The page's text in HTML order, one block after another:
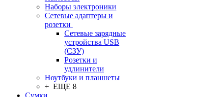
Наборы электроники
Сетевые адаптеры и
розетки
Сетевые зарядные
устройства USB
(СЗУ)
Розетки и
удлинители
Ноутбуки и планшеты
+ ЕЩЕ 8
Сумки